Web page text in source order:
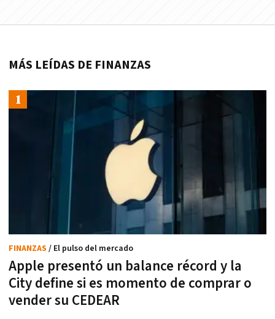
MÁS LEÍDAS DE FINANZAS
Apple presentó un balance récord y la
City define si es momento de comprar o
vender su CEDEAR
FINANZAS / El pulso del mercado